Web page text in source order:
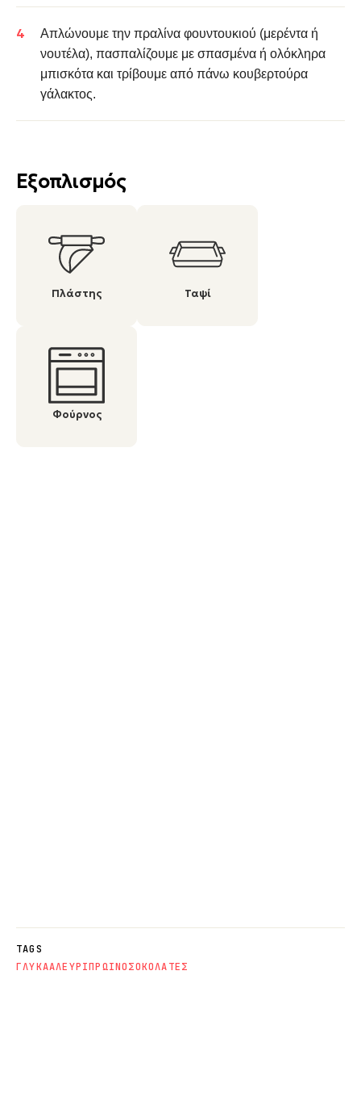
Εξοπλισμός
Πλάστης Ταψί
Φούρνος
TAGS
ΓΛΥΚΑΑΛΕΥΡΙΠΡΩΙΝΟΣΟΚΟΛΑΤΕΣ
Απλώνουμε την πραλίνα φουντουκιού (μερέντα ή
νουτέλα), πασπαλίζουμε με σπασμένα ή ολόκληρα
μπισκότα και τρίβουμε από πάνω κουβερτούρα
γάλακτος.